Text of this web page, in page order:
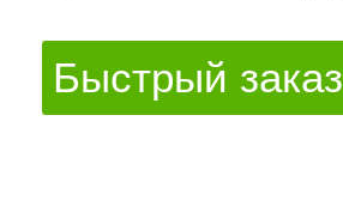
Быстрый заказ